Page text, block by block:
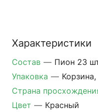
Характеристики
Состав — Пион 23
Упаковка —
Страна
Цвет — Красный